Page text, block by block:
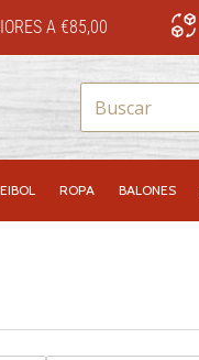
A €85,00
ROPA BALONES